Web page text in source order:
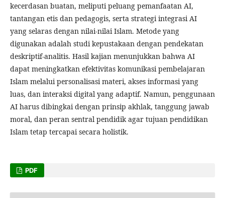
kecerdasan buatan, meliputi peluang pemanfaatan AI,
tantangan etis dan pedagogis, serta strategi integrasi AI
yang selaras dengan nilai-nilai Islam. Metode yang
digunakan adalah studi kepustakaan dengan pendekatan
deskriptif-analitis. Hasil kajian menunjukkan bahwa AI
dapat meningkatkan efektivitas komunikasi pembelajaran
Islam melalui personalisasi materi, akses informasi yang
luas, dan interaksi digital yang adaptif. Namun, penggunaan
AI harus dibingkai dengan prinsip akhlak, tanggung jawab
moral, dan peran sentral pendidik agar tujuan pendidikan
Islam tetap tercapai secara holistik.
PDF